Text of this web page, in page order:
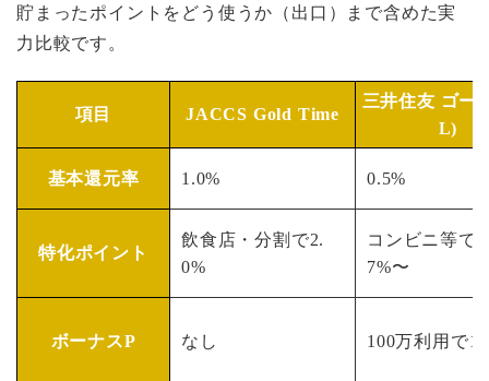
貯まったポイントをどう使うか（出口）まで含めた実
力比較です。
項目 JACCS Gold Time
三井住友 ゴー
L)
基本還元率 1.0% 0.5%
特化ポイント
飲食店・分割で2.
0%
コンビニ等で
7%〜
ボーナスP なし 100万利用で1